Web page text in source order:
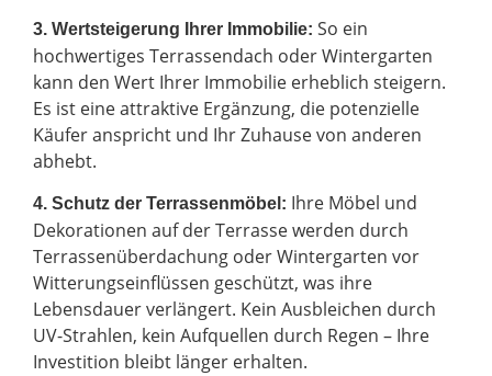
3. Wertsteigerung Ihrer Immobilie: So ein
hochwertiges Terrassendach oder Wintergarten
kann den Wert Ihrer Immobilie erheblich steigern.
Es ist eine attraktive Ergänzung, die potenzielle
Käufer anspricht und Ihr Zuhause von anderen
abhebt.
4. Schutz der Terrassenmöbel: Ihre Möbel und
Dekorationen auf der Terrasse werden durch
Terrassenüberdachung oder Wintergarten vor
Witterungseinflüssen geschützt, was ihre
Lebensdauer verlängert. Kein Ausbleichen durch
UV-Strahlen, kein Aufquellen durch Regen – Ihre
Investition bleibt länger erhalten.